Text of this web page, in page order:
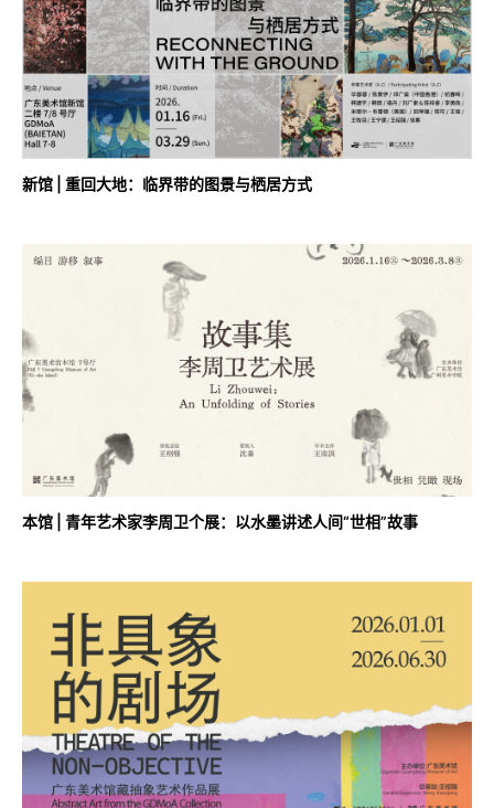
新馆 | 重回大地：临界带的图景与栖居方式
本馆 | 青年艺术家李周卫个展：以水墨讲述人间“世相”故事